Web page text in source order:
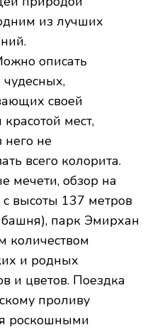
из лучших
описать
своей
мест,
него не
всего колорита.
мечети, обзор на
с высоты 137 метров
башня), парк Эмирхан
количеством
и родных
и цветов. Поездка
проливу
роскошными